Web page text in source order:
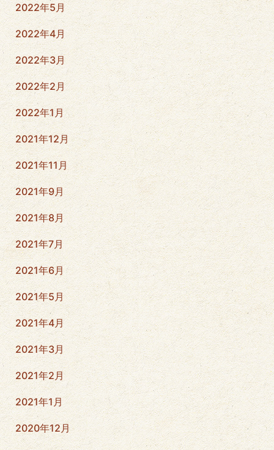
2022年5月
2022年4月
2022年3月
2022年2月
2022年1月
2021年12月
2021年11月
2021年9月
2021年8月
2021年7月
2021年6月
2021年5月
2021年4月
2021年3月
2021年2月
2021年1月
2020年12月